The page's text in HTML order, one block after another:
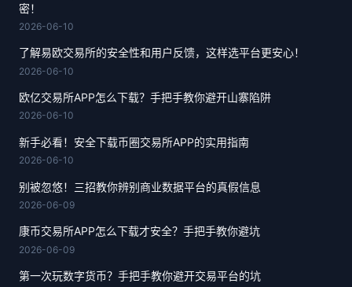
密！
2026-06-10
了解易欧交易所的安全性和用户反馈，这样选平台更安心！
2026-06-10
欧亿交易所APP怎么下载？手把手教你避开山寨陷阱
2026-06-10
新手必看！安全下载币圈交易所APP的实用指南
2026-06-10
别被忽悠！三招教你辨别商业数据平台的真假信息
2026-06-09
康币交易所APP怎么下载才安全？手把手教你避坑
2026-06-09
第一次玩数字货币？手把手教你避开交易平台的坑